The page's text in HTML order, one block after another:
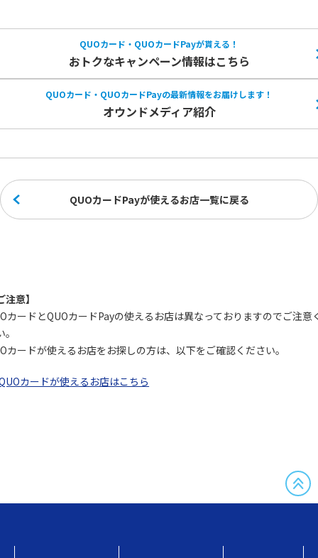
QUOカード・QUOカードPayが貰える！
おトクなキャンペーン情報はこちら
QUOカード・QUOカードPayの最新情報をお届けします！
オウンドメディア紹介
QUOカードPayが使えるお店一覧に戻る
注意】
カードとQUOカードPayの使えるお店は異なっておりますのでご注意
カードが使えるお店をお探しの方は、以下をご確認ください。
カードが使えるお店はこちら